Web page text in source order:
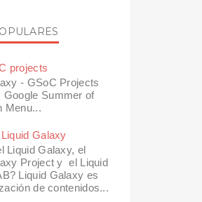
projects
- GSoC Projects
Google Summer of
Menu...
Galaxy
Liquid Galaxy, el
Project y el Liquid
Liquid Galaxy es
de contenidos...